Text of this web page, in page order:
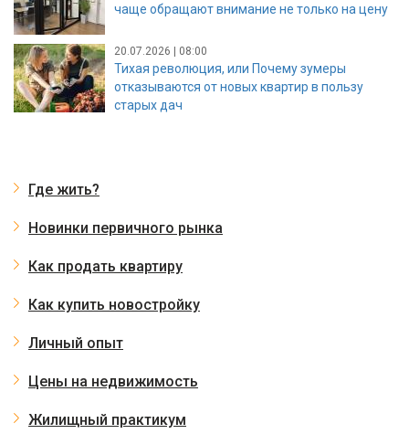
чаще обращают внимание не только на цену
20.07.2026 | 08:00
Тихая революция, или Почему зумеры
отказываются от новых квартир в пользу
старых дач
Где жить?
Новинки первичного рынка
Как продать квартиру
Как купить новостройку
Личный опыт
Цены на недвижимость
Жилищный практикум